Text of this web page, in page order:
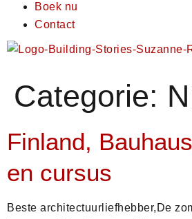
Boek nu
Contact
Categorie:
Finland,
en cursus
Beste architectuurliefhebber,De